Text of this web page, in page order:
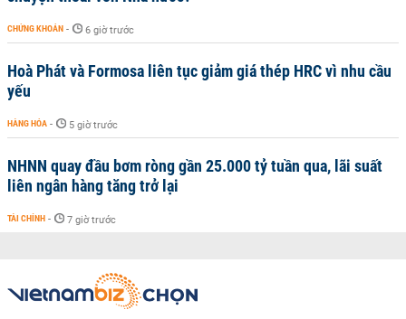
CHỨNG KHOÁN - 6 giờ trước
Hoà Phát và Formosa liên tục giảm giá thép HRC vì nhu cầu
yếu
HÀNG HÓA - 5 giờ trước
NHNN quay đầu bơm ròng gần 25.000 tỷ tuần qua, lãi suất
liên ngân hàng tăng trở lại
TÀI CHÍNH - 7 giờ trước